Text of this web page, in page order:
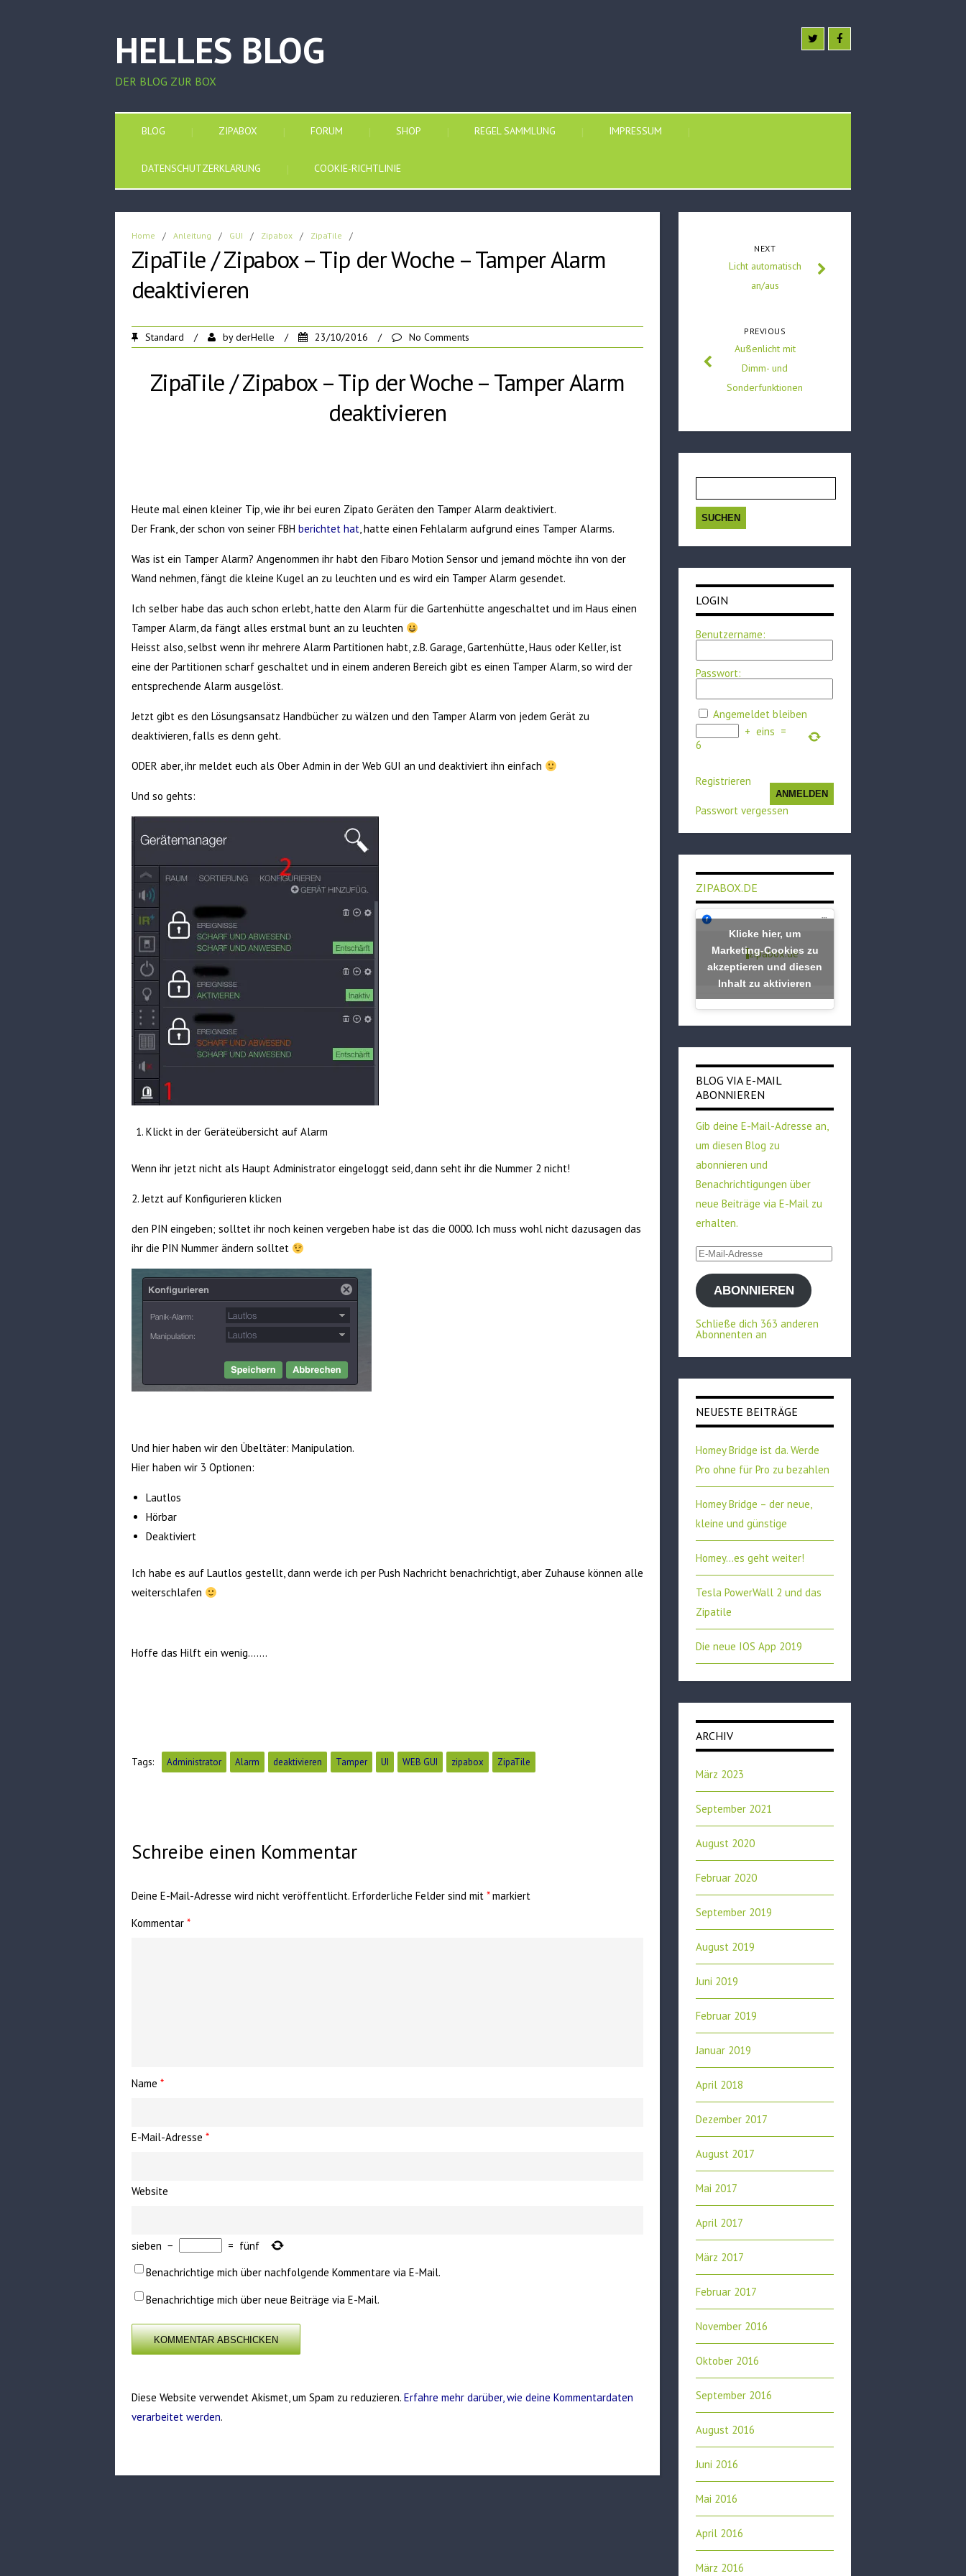
HELLES BLOG
DER BLOG ZUR BOX
BLOG ZIPABOX FORUM SHOP REGEL SAMMLUNG IMPRESSUM
DATENSCHUTZERKLÄRUNG COOKIE-RICHTLINIE
Home / Anleitung / GUI / Zipabox / ZipaTile /
ZipaTile / Zipabox – Tip der Woche – Tamper Alarm
deaktivieren
Standard / byderHelle / 23/10/2016 / No Comments
ZipaTile / Zipabox – Tip der Woche – Tamper Alarm
deaktivieren
Heute mal einen kleiner Tip, wie ihr bei euren Zipato Geräten den Tamper Alarm deaktiviert.
Der Frank, der schon von seiner FBH berichtet hat, hatte einen Fehlalarm aufgrund eines Tamper Alarms.
Was ist ein Tamper Alarm? Angenommen ihr habt den Fibaro Motion Sensor und jemand möchte ihn von der
Wand nehmen, fängt die kleine Kugel an zu leuchten und es wird ein Tamper Alarm gesendet.
Ich selber habe das auch schon erlebt, hatte den Alarm für die Gartenhütte angeschaltet und im Haus einen
Tamper Alarm, da fängt alles erstmal bunt an zu leuchten
Heisst also, selbst wenn ihr mehrere Alarm Partitionen habt, z.B. Garage, Gartenhütte, Haus oder Keller, ist
eine der Partitionen scharf geschaltet und in einem anderen Bereich gibt es einen Tamper Alarm, so wird der
entsprechende Alarm ausgelöst.
Jetzt gibt es den Lösungsansatz Handbücher zu wälzen und den Tamper Alarm von jedem Gerät zu
deaktivieren, falls es denn geht.
ODER aber, ihr meldet euch als Ober Admin in der Web GUI an und deaktiviert ihn einfach
Und so gehts:
Klickt in der Geräteübersicht auf Alarm
Wenn ihr jetzt nicht als Haupt Administrator eingeloggt seid, dann seht ihr die Nummer 2 nicht!
2. Jetzt auf Konfigurieren klicken
den PIN eingeben; solltet ihr noch keinen vergeben habe ist das die 0000. Ich muss wohl nicht dazusagen das
ihr die PIN Nummer ändern solltet
Und hier haben wir den Übeltäter: Manipulation.
Hier haben wir 3 Optionen:
Lautlos
Hörbar
Deaktiviert
Ich habe es auf Lautlos gestellt, dann werde ich per Push Nachricht benachrichtigt, aber Zuhause können alle
weiterschlafen
Hoffe das Hilft ein wenig…….
Tags: Administrator Alarm deaktivieren Tamper UI WEB GUI zipabox ZipaTile
Schreibe einen Kommentar
Deine E-Mail-Adresse wird nicht veröffentlicht. Erforderliche Felder sind mit *markiert
Kommentar *
Name *
E-Mail-Adresse *
Website
sieben − = fünf
Benachrichtige mich über nachfolgende Kommentare via E-Mail.
Benachrichtige mich über neue Beiträge via E-Mail.
Diese Website verwendet Akismet, um Spam zu reduzieren. Erfahre mehr darüber, wie deine Kommentardaten
verarbeitet werden.
NEXT
Licht automatisch
an/aus
PREVIOUS
Außenlicht mit
Dimm- und
Sonderfunktionen
nach:
LOGIN
Benutzername:
Passwort:
Angemeldet bleiben
+ eins =
6
ANMELDEN
Registrieren
Passwort vergessen
ZIPABOX.DE
zipabox.de
Klicke hier, um
Marketing-Cookies zu
akzeptieren und diesen
Inhalt zu aktivieren
BLOG VIA E-MAIL
ABONNIEREN
Gib deine E-Mail-Adresse an,
um diesen Blog zu
abonnieren und
Benachrichtigungen über
neue Beiträge via E-Mail zu
erhalten.
E-
Mail-
AdresseABONNIEREN
Schließe dich 363 anderen
Abonnenten an
NEUESTE BEITRÄGE
Homey Bridge ist da. Werde
Pro ohne für Pro zu bezahlen
Homey Bridge – der neue,
kleine und günstige
Homey…es geht weiter!
Tesla PowerWall 2 und das
Zipatile
Die neue IOS App 2019
ARCHIV
März 2023
September 2021
August 2020
Februar 2020
September 2019
August 2019
Juni 2019
Februar 2019
Januar 2019
April 2018
Dezember 2017
August 2017
Mai 2017
April 2017
März 2017
Februar 2017
November 2016
Oktober 2016
September 2016
August 2016
Juni 2016
Mai 2016
April 2016
März 2016